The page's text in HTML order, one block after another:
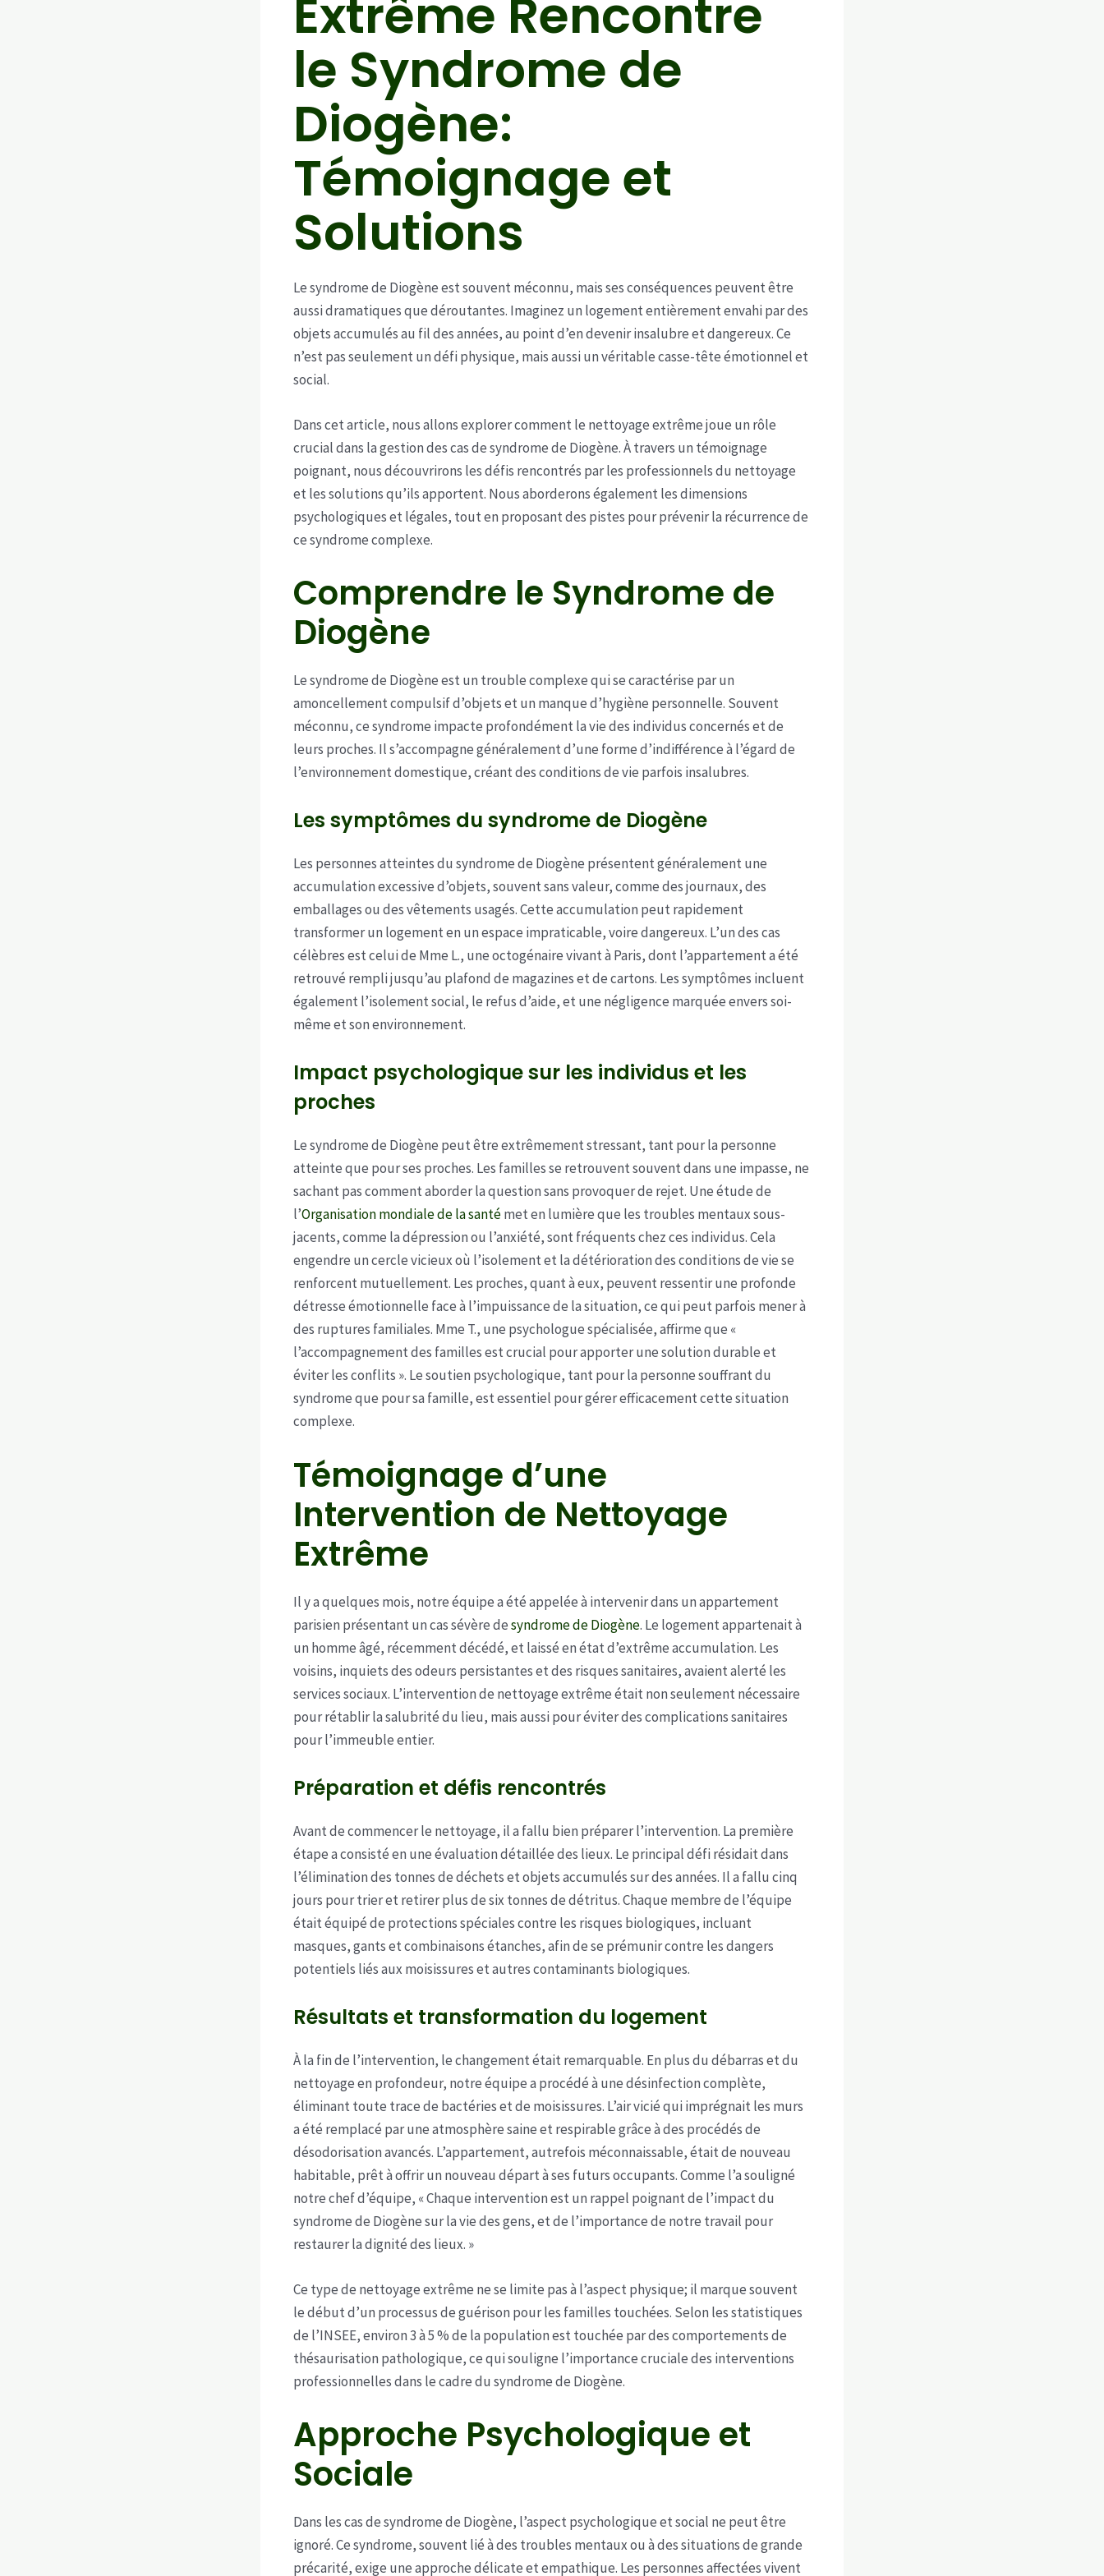
Extrême Rencontre
le Syndrome de
Diogène:
Témoignage et
Solutions
Le syndrome de Diogène est souvent méconnu, mais ses conséquences peuvent être
aussi dramatiques que déroutantes. Imaginez un logement entièrement envahi par des
objets accumulés au fil des années, au point d’en devenir insalubre et dangereux. Ce
n’est pas seulement un défi physique, mais aussi un véritable casse-tête émotionnel et
social.
Dans cet article, nous allons explorer comment le nettoyage extrême joue un rôle
crucial dans la gestion des cas de syndrome de Diogène. À travers un témoignage
poignant, nous découvrirons les défis rencontrés par les professionnels du nettoyage
et les solutions qu’ils apportent. Nous aborderons également les dimensions
psychologiques et légales, tout en proposant des pistes pour prévenir la récurrence de
ce syndrome complexe.
Comprendre le Syndrome de
Diogène
Le syndrome de Diogène est un trouble complexe qui se caractérise par un
amoncellement compulsif d’objets et un manque d’hygiène personnelle. Souvent
méconnu, ce syndrome impacte profondément la vie des individus concernés et de
leurs proches. Il s’accompagne généralement d’une forme d’indifférence à l’égard de
l’environnement domestique, créant des conditions de vie parfois insalubres.
Les symptômes du syndrome de Diogène
Les personnes atteintes du syndrome de Diogène présentent généralement une
accumulation excessive d’objets, souvent sans valeur, comme des journaux, des
emballages ou des vêtements usagés. Cette accumulation peut rapidement
transformer un logement en un espace impraticable, voire dangereux. L’un des cas
célèbres est celui de Mme L., une octogénaire vivant à Paris, dont l’appartement a été
retrouvé rempli jusqu’au plafond de magazines et de cartons. Les symptômes incluent
également l’isolement social, le refus d’aide, et une négligence marquée envers soi-
même et son environnement.
Impact psychologique sur les individus et les
proches
Le syndrome de Diogène peut être extrêmement stressant, tant pour la personne
atteinte que pour ses proches. Les familles se retrouvent souvent dans une impasse, ne
sachant pas comment aborder la question sans provoquer de rejet. Une étude de
l’Organisation mondiale de la santémet en lumière que les troubles mentaux sous-
jacents, comme la dépression ou l’anxiété, sont fréquents chez ces individus. Cela
engendre un cercle vicieux où l’isolement et la détérioration des conditions de vie se
renforcent mutuellement. Les proches, quant à eux, peuvent ressentir une profonde
détresse émotionnelle face à l’impuissance de la situation, ce qui peut parfois mener à
des ruptures familiales. Mme T., une psychologue spécialisée, affirme que «
l’accompagnement des familles est crucial pour apporter une solution durable et
éviter les conflits ». Le soutien psychologique, tant pour la personne souffrant du
syndrome que pour sa famille, est essentiel pour gérer efficacement cette situation
complexe.
Témoignage d’une
Intervention de Nettoyage
Extrême
Il y a quelques mois, notre équipe a été appelée à intervenir dans un appartement
parisien présentant un cas sévère desyndrome de Diogène. Le logement appartenait à
un homme âgé, récemment décédé, et laissé en état d’extrême accumulation. Les
voisins, inquiets des odeurs persistantes et des risques sanitaires, avaient alerté les
services sociaux. L’intervention de nettoyage extrême était non seulement nécessaire
pour rétablir la salubrité du lieu, mais aussi pour éviter des complications sanitaires
pour l’immeuble entier.
Préparation et défis rencontrés
Avant de commencer le nettoyage, il a fallu bien préparer l’intervention. La première
étape a consisté en une évaluation détaillée des lieux. Le principal défi résidait dans
l’élimination des tonnes de déchets et objets accumulés sur des années. Il a fallu cinq
jours pour trier et retirer plus de six tonnes de détritus. Chaque membre de l’équipe
était équipé de protections spéciales contre les risques biologiques, incluant
masques, gants et combinaisons étanches, afin de se prémunir contre les dangers
potentiels liés aux moisissures et autres contaminants biologiques.
Résultats et transformation du logement
À la fin de l’intervention, le changement était remarquable. En plus du débarras et du
nettoyage en profondeur, notre équipe a procédé à une désinfection complète,
éliminant toute trace de bactéries et de moisissures. L’air vicié qui imprégnait les murs
a été remplacé par une atmosphère saine et respirable grâce à des procédés de
désodorisation avancés. L’appartement, autrefois méconnaissable, était de nouveau
habitable, prêt à offrir un nouveau départ à ses futurs occupants. Comme l’a souligné
notre chef d’équipe, « Chaque intervention est un rappel poignant de l’impact du
syndrome de Diogène sur la vie des gens, et de l’importance de notre travail pour
restaurer la dignité des lieux. »
Ce type de nettoyage extrême ne se limite pas à l’aspect physique; il marque souvent
le début d’un processus de guérison pour les familles touchées. Selon les statistiques
de l’INSEE, environ 3 à 5 % de la population est touchée par des comportements de
thésaurisation pathologique, ce qui souligne l’importance cruciale des interventions
professionnelles dans le cadre du syndrome de Diogène.
Approche Psychologique et
Sociale
Dans les cas de syndrome de Diogène, l’aspect psychologique et social ne peut être
ignoré. Ce syndrome, souvent lié à des troubles mentaux ou à des situations de grande
précarité, exige une approche délicate et empathique. Les personnes affectées vivent